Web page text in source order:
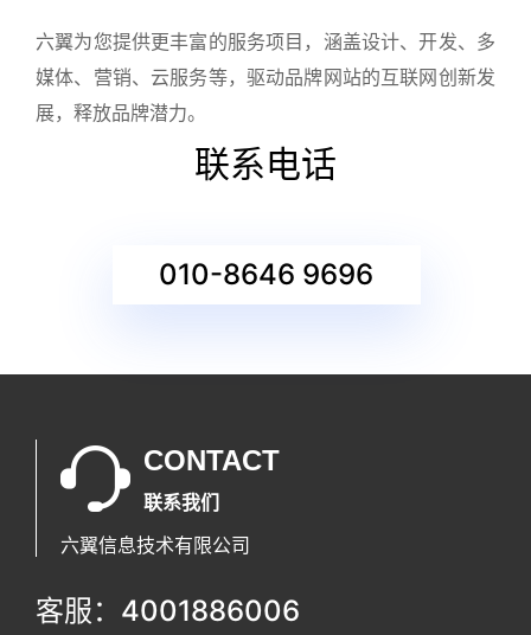
六翼为您提供更丰富的服务项目，涵盖设计、开发、多
媒体、营销、云服务等，驱动品牌网站的互联网创新发
展，释放品牌潜力。
联系电话
010-8646 9696
CONTACT
联系我们
六翼信息技术有限公司
客服：4001886006